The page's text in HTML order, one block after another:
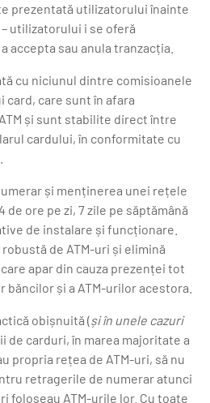
prezentată utilizatorului înainte
utilizatorului i se oferă
accepta sau anula tranzacția.
cu niciunul dintre comisioanele
care sunt în afara
și sunt stabilite direct între
cardului, în conformitate cu
și menținerea unei rețele
ore pe zi, 7 zile pe săptămână
de instalare și funcționare.
de ATM-uri și elimină
apar din cauza prezenței tot
băncilor și a ATM-urilor acestora.
obișnuită (și în unele cazuri
de carduri, în marea majoritate a
propria rețea de ATM-uri, să nu
retragerile de numerar atunci
foloseau ATM-urile lor. Cu toate